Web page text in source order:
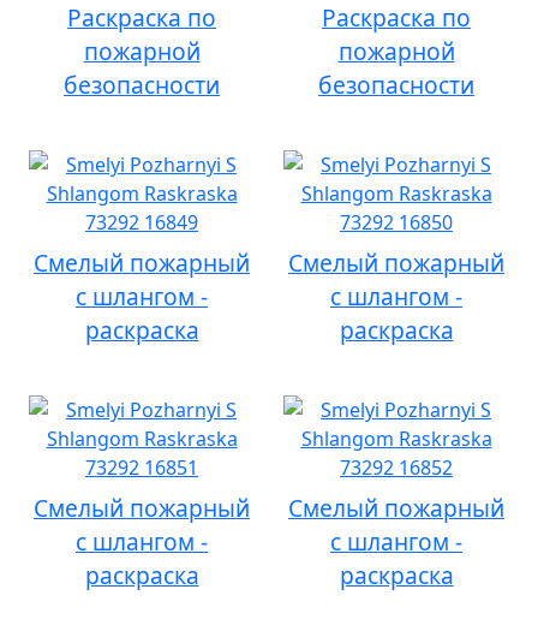
Раскраска по
пожарной
безопасности
Раскраска по
пожарной
безопасности
Смелый пожарный
с шлангом -
раскраска
Смелый пожарный
с шлангом -
раскраска
Смелый пожарный
с шлангом -
раскраска
Смелый пожарный
с шлангом -
раскраска